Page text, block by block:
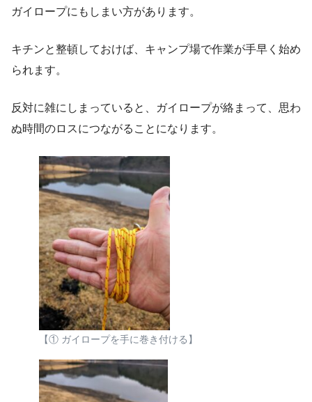
ガイロープにもしまい方があります。
キチンと整頓しておけば、キャンプ場で作業が手早く始め
られます。
反対に雑にしまっていると、ガイロープが絡まって、思わ
ぬ時間のロスにつながることになります。
【① ガイロープを手に巻き付ける】